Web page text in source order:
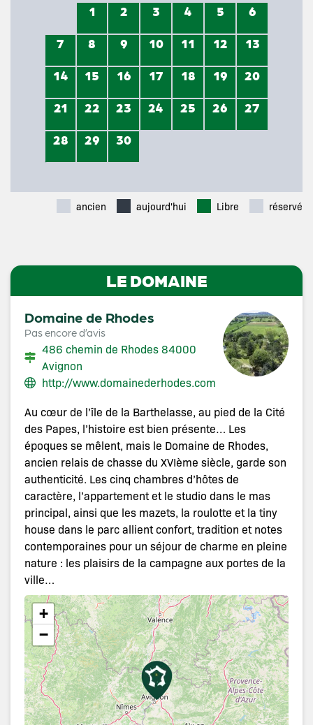
1 2 3 4 5
6
7
8 9 10 11 12
13
14
15 16 17 18 19
20
21
22 23 24 25 26
27
28
29 30
ancien aujourd'hui Libre réservé
LE DOMAINE
Domaine de Rhodes
Pas encore d’avis
486 chemin de Rhodes 84000
Avignon
http://www.domainederhodes.com
Au cœur de l’île de la Barthelasse, au pied de la Cité
des Papes, l’histoire est bien présente… Les
époques se mêlent, mais le Domaine de Rhodes,
ancien relais de chasse du XVIème siècle, garde son
authenticité. Les cinq chambres d’hôtes de
caractère, l’appartement et le studio dans le mas
principal, ainsi que les mazets, la roulotte et la tiny
house dans le parc allient confort, tradition et notes
contemporaines pour un séjour de charme en pleine
nature : les plaisirs de la campagne aux portes de la
ville…
+
−